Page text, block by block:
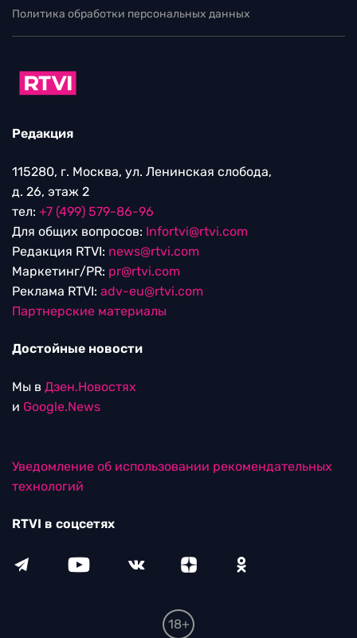
Политика обработки персональных данных
Редакция
115280, г. Москва, ул. Ленинская слобода,
д. 26, этаж 2
тел: +7 (499) 579-86-96
Для общих вопросов: Infortvi@rtvi.com
Редакция RTVI: news@rtvi.com
Маркетинг/PR: pr@rtvi.com
Реклама RTVI: adv-eu@rtvi.com
Партнерские материалы
Достойные новости
Мы в Дзен.Новостях
и Google.News
Уведомление об использовании рекомендательных
технологий
RTVI в соцсетях
18+